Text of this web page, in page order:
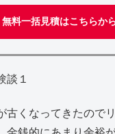
無料一括見積はこちらか
談１
古くなってきたので